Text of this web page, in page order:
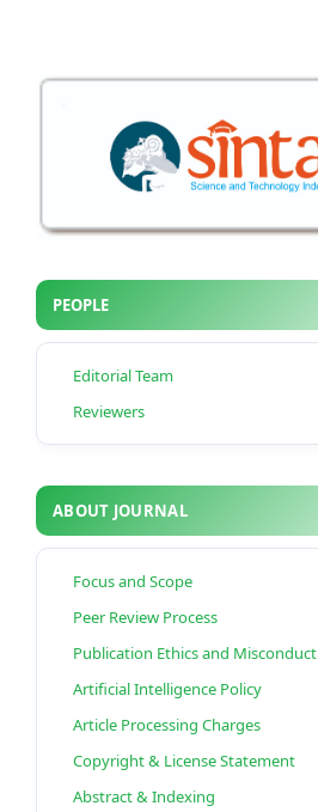
PEOPLE
Editorial Team
Reviewers
ABOUT JOURNAL
Focus and Scope
Peer Review Process
Publication Ethics and Misconduct
Artificial Intelligence Policy
Article Processing Charges
Copyright & License Statement
Abstract & Indexing